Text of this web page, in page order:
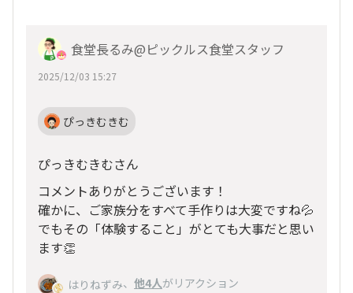
食堂長るみ@ピックルス食堂スタッフ
2025/12/03 15:27
ぴっきむきむ
ぴっきむきむさん
コメントありがとうございます！
確かに、ご家族分をすべて手作りは大変ですね💦
でもその「体験すること」がとても大事だと思い
ます👏
はりねずみ、 他4人がリアクション